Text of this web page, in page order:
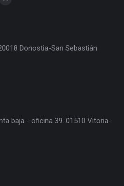
in
Donostia-San Sebastián
baja - oficina 39. 01510 Vitoria-